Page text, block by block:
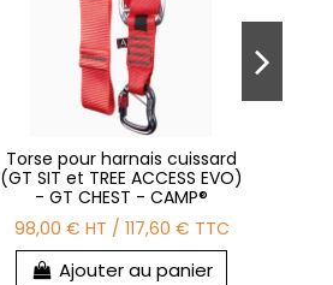
Torse pour harnais cuissard
(GT SIT et TREE ACCESS EVO)
- GT CHEST - CAMP®
98,00 € HT / 117,60 € TTC
Ajouter au panier